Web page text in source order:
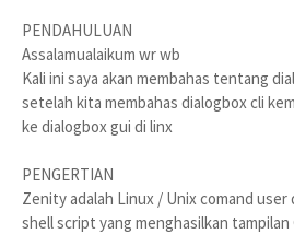
PENDAHULUAN
Assalamualaikum wr wb
Kali ini saya akan membahas tentang
setelah kita membahas dialogbox cli
ke dialogbox gui di linx
PENGERTIAN
Zenity adalah Linux / Unix comand
shell script yang menghasilkan